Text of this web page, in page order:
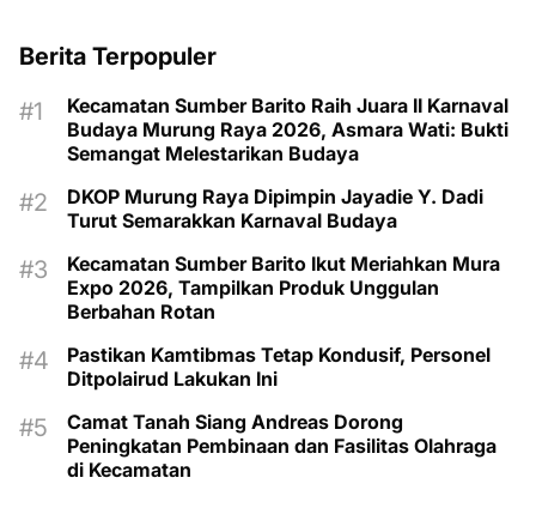
Berita Terpopuler
Kecamatan Sumber Barito Raih Juara II Karnaval
Budaya Murung Raya 2026, Asmara Wati: Bukti
Semangat Melestarikan Budaya
DKOP Murung Raya Dipimpin Jayadie Y. Dadi
Turut Semarakkan Karnaval Budaya
Kecamatan Sumber Barito Ikut Meriahkan Mura
Expo 2026, Tampilkan Produk Unggulan
Berbahan Rotan
Pastikan Kamtibmas Tetap Kondusif, Personel
Ditpolairud Lakukan Ini
Camat Tanah Siang Andreas Dorong
Peningkatan Pembinaan dan Fasilitas Olahraga
di Kecamatan